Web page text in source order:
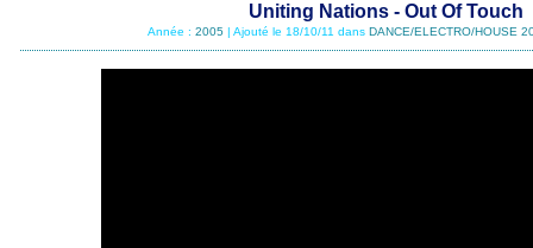
Uniting Nations - Out Of Touch
Année : 2005 | Ajouté le 18/10/11 dans DANCE/ELECTRO/HOUSE